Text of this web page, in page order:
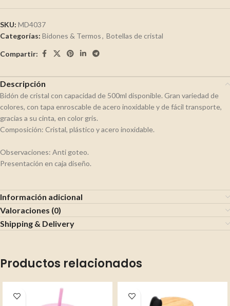
SKU: MD4037
Categorías: Bidones & Termos, Botellas de cristal
Compartir:
Descripción
Bidón de cristal con capacidad de 500ml disponible. Gran variedad de
colores, con tapa enroscable de acero inoxidable y de fácil transporte,
gracias a su cinta, en color gris.
Composición: Cristal, plástico y acero inoxidable.
Observaciones: Anti goteo.
Presentación en caja diseño.
Información adicional
Valoraciones (0)
Shipping & Delivery
Productos relacionados